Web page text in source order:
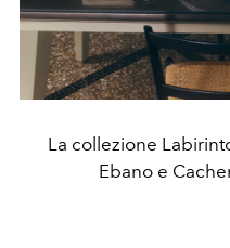
La collezione
Ebano e